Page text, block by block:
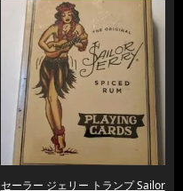
セーラー ジェリー トランプ Sailor